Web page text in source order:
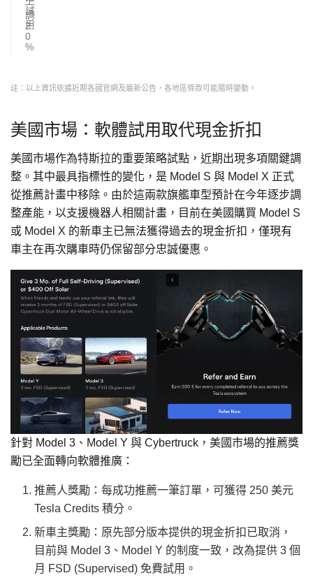
試
用
調
2
0
%
註：以上資訊依據近期各國官網及最新公告，各地區條款可能隨時變動。
美國市場：軟體試用取代現金折扣
美國市場作為特斯拉的重要策略試點，近期出現多項關鍵調
整。其中最具指標性的變化，是 Model S 與 Model X 正式
從推薦計畫中移除。由於這兩款旗艦車型預計在今年逐步調
整產能，以支援機器人相關計畫，目前在美國購買 Model S
或 Model X 的新車主已無法獲得過去的現金折扣，僅現有
車主在再次購車時仍保留部分忠誠優惠。
針對 Model 3、Model Y 與 Cybertruck，美國市場的推薦獎
勵已全面轉向軟體推廣：
推薦人獎勵：每成功推薦一筆訂單，可獲得 250 美元
Tesla Credits 積分。
新車主獎勵：原先部分版本提供的現金折扣已取消，
目前與 Model 3、Model Y 的制度一致，改為提供 3 個
月 FSD (Supervised) 免費試用。